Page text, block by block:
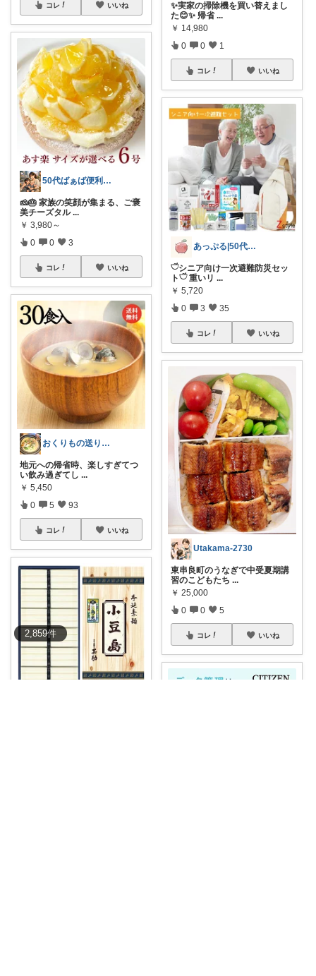
2,859件
コレ いいね
50代ばぁば便利ROOM
🧀🎂 家族の笑顔が集まる、ご褒
美チーズタル ...
￥ 3,980～
0 0 3
コレ いいね
おくりもの送りたい
地元への帰省時、楽しすぎてつ
い飲み過ぎてし ...
￥ 5,450
0 5 93
コレ いいね
✨実家の掃除機を買い替えまし
た😊✨ 帰省 ...
￥ 14,980
0 0 1
コレ いいね
あっぷる|50代新人保育士のおすすめ🍎
𓎩シニア向け一次避難防災セッ
ト𓎩 重いリ ...
￥ 5,720
0 3 35
コレ いいね
Utakama-2730
東串良町のうなぎで中受夏期講
習のこどもたち ...
￥ 25,000
0 0 5
コレ いいね